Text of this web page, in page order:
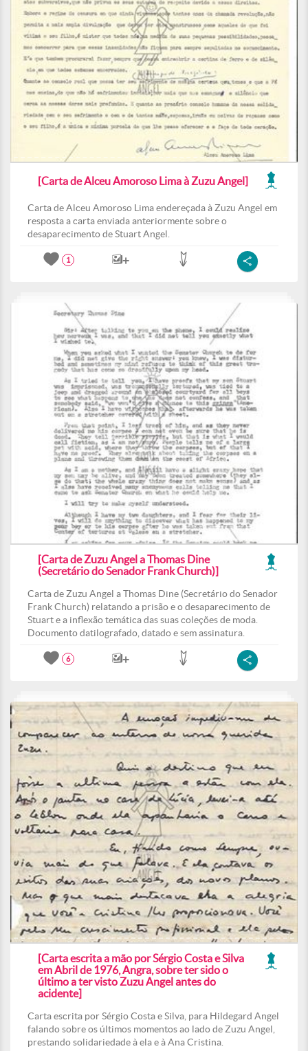
[Carta de Alceu Amoroso Lima à Zuzu Angel]
Carta de Alceu Amoroso Lima endereçada à Zuzu Angel em
resposta a carta enviada anteriormente sobre o
desaparecimento de Stuart Angel.
1
[Carta de Zuzu Angel a Thomas Dine
(Secretário do Senador Frank Church)]
Carta de Zuzu Angel a Thomas Dine (Secretário do Senador
Frank Church) relatando a prisão e o desaparecimento de
Stuart e a inflexão temática das suas coleções de moda.
Documento datilografado, datado e sem assinatura.
6
[Carta escrita a mão por Sérgio Costa e Silva
em Abril de 1976, Angra, sobre ter sido o
último a ter visto Zuzu Angel antes do
acidente]
Carta escrita por Sérgio Costa e Silva, para Hildegard Angel
falando sobre os últimos momentos ao lado de Zuzu Angel,
prestando solidariedade à ela e à Ana Cristina.